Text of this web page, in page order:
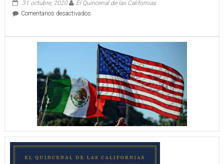
31 octubre, 2020
El Quincenal de las Californias
Comentarios desactivadosen
mantiene
apoyo
firme
para
generar
empleo
y
reactivar
al
yucateco